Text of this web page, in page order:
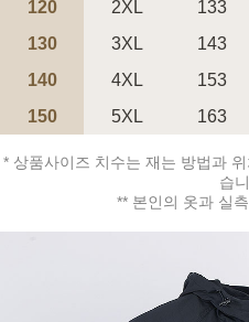
페이코 ID로 페
120 2XL 133
130
3XL 143
140
4XL 153
150
5XL 163
* 상품사이즈 치수는 재는 방법과
습
** 본인의 옷과 실